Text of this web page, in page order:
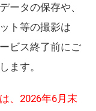
ータの保存や、
ト等の撮影は
ビス終了前にご
ます。
、2026年6月末